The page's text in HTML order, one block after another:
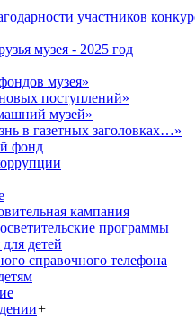
участников
музея - 2025 год
музея»
поступлений»
музей»
в газетных заголовках…»
фонд
кампания
программы
детей
справочного телефона
+